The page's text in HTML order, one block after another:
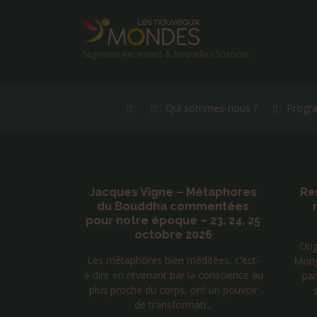
Sagesses Anciennes & Nouvelles Sciences
Qui sommes-nous ?
Jacques Vigne – Métaphores
du Bouddha commentées
pour notre époque – 23, 24, 25
octobre 2026
Les métaphores bien méditées, c'est-
à-dire en revenant par la conscience au
plus proche du corps, ont un pouvoir
de transformati...